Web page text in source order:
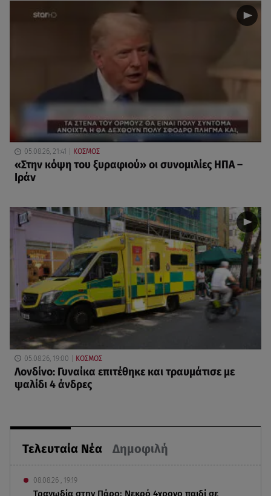
Τελευταία Νέα Δημοφιλή
08.08.26 , 19:19
Τραγωδία στην Πάρο: Νεκρό 4χρονο παιδί σε
05.08.26, 21:41 ΚΟΣΜΟΣ
«Στην κόψη του ξυραφιού» οι συνομιλίες ΗΠΑ –
Ιράν
05.08.26, 19:00 ΚΟΣΜΟΣ
Λονδίνο: Γυναίκα επιτέθηκε και τραυμάτισε με
ψαλίδι 4 άνδρες